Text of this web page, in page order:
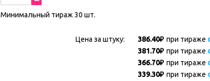
Минимальный тираж30 шт.
Цена за штуку: 386.40₽ при тираже
381.70₽ при тираже
366.70₽ при тираже
339.30₽ при тираже